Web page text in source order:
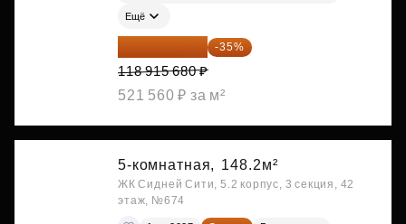
Ещё
77 295 192 ₽ -35%
118 915 680 ₽
521 560 ₽ за м²
5-комнатная, 148.2м²
ЖК Сидней Сити, 5.2 корпус, 3 секция, 42
этаж, №674